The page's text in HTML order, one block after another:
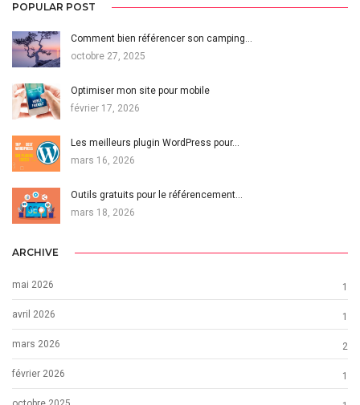
POPULAR POST
Comment bien référencer son camping…
octobre 27, 2025
Optimiser mon site pour mobile
février 17, 2026
Les meilleurs plugin WordPress pour…
mars 16, 2026
Outils gratuits pour le référencement…
mars 18, 2026
ARCHIVE
mai 2026 1
avril 2026 1
mars 2026 2
février 2026 1